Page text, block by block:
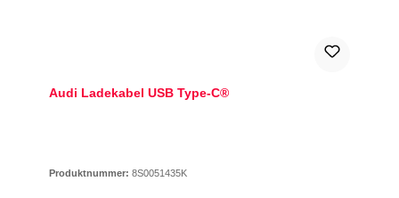
Audi Ladekabel USB Type-C®
Produktnummer: 8S0051435K